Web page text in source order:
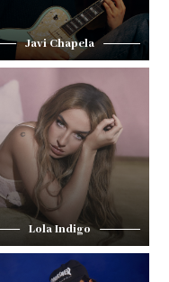
Javi Chapela
Lola Indigo